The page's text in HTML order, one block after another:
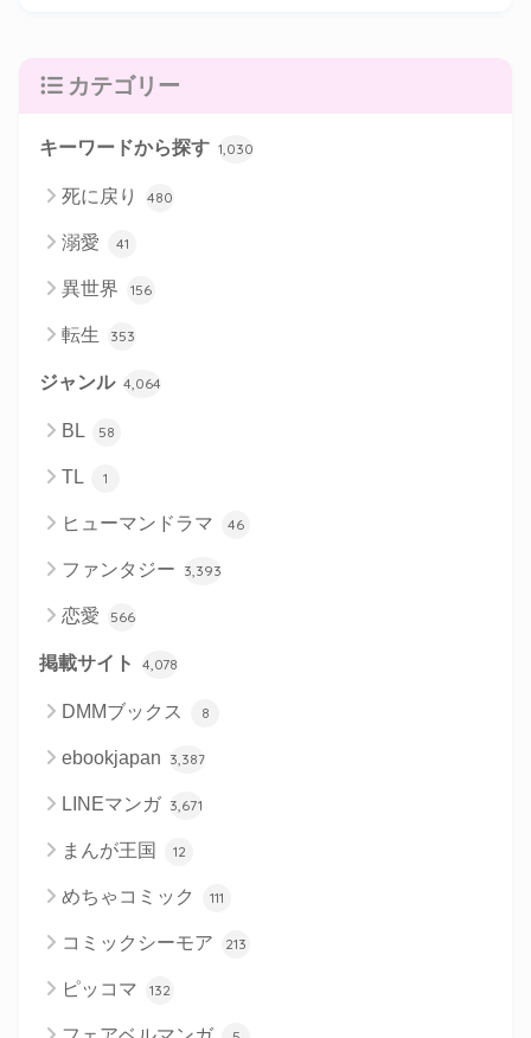
カテゴリー
キーワードから探す 1,030
死に戻り 480
溺愛 41
異世界 156
転生 353
ジャンル 4,064
BL 58
TL 1
ヒューマンドラマ 46
ファンタジー 3,393
恋愛 566
掲載サイト 4,078
DMMブックス 8
ebookjapan 3,387
LINEマンガ 3,671
まんが王国 12
めちゃコミック 111
コミックシーモア 213
ピッコマ 132